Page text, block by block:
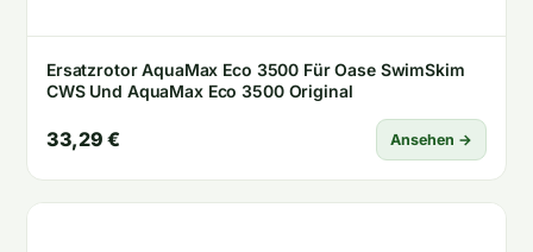
Ersatzrotor AquaMax Eco 3500 Für Oase SwimSkim
CWS Und AquaMax Eco 3500 Original
33,29 € Ansehen →